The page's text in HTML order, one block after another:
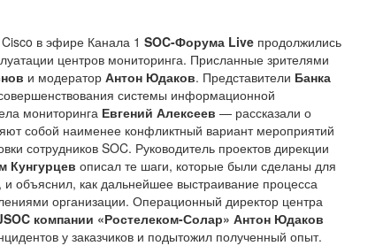
в эфире Канала 1 SOC-Форума Live продолжились
центров мониторинга. Присланные зрителями
и модератор Антон Юдаков. Представители Банка
системы информационной
мониторинга Евгений Алексеев — рассказали о
собой наименее конфликтный вариант мероприятий
сотрудников SOC. Руководитель проектов дирекции
описал те шаги, которые были сделаны для
объяснил, как дальнейшее выстраивание процесса
организации. Операционный директор центра
компании «Ростелеком-Солар» Антон Юдаков
у заказчиков и подытожил полученный опыт.